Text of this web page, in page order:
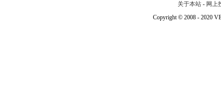
关于本站 - 网上
Copyright © 2008 - 2020